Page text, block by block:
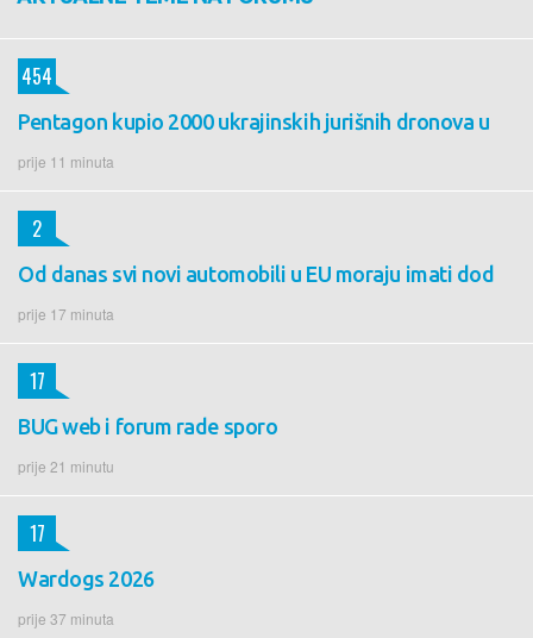
Pentagon kupio 2000 ukrajinskih jurišnih dronova u
prije 11 minuta
454
Od danas svi novi automobili u EU moraju imati dod
prije 17 minuta
2
BUG web i forum rade sporo
prije 21 minutu
17
Wardogs 2026
prije 37 minuta
17